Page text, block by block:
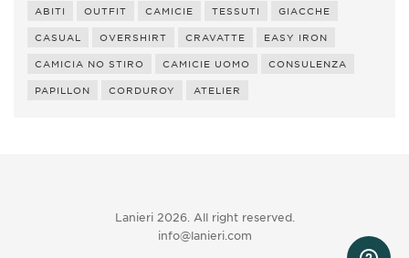
ABITI OUTFIT CAMICIE TESSUTI GIACCHE
CASUAL OVERSHIRT CRAVATTE EASY IRON
CAMICIA NO STIRO CAMICIE UOMO CONSULENZA
PAPILLON CORDUROY ATELIER
Lanieri 2026. All right reserved.
info@lanieri.com